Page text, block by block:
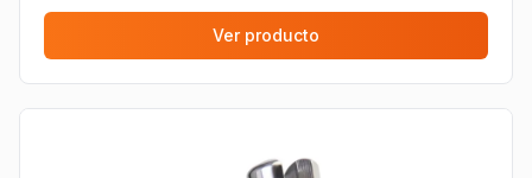
Ver producto